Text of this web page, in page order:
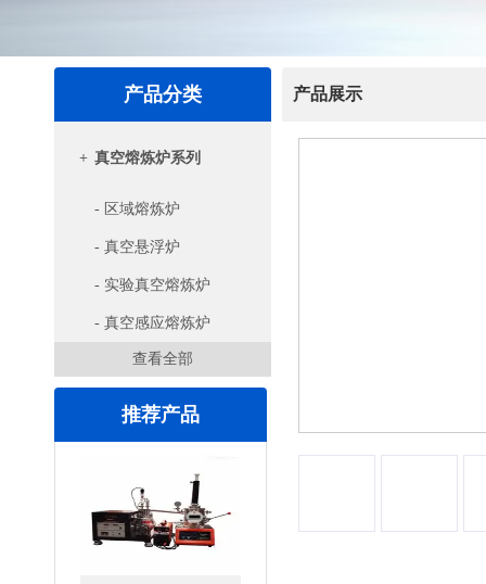
产品分类
+ 真空熔炼炉系列
- 区域熔炼炉
- 真空悬浮炉
- 实验真空熔炼炉
- 真空感应熔炼炉
查看全部
推荐产品
微型电弧炉
产品展示